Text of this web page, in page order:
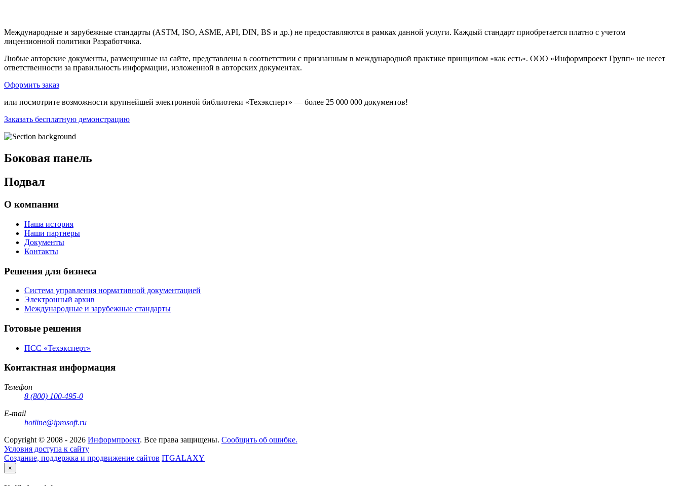
Международные и зарубежные стандарты (ASTM, ISO, ASME, API, DIN, BS и др.) не предоставляются в рамках данной услуги. Каждый стандарт приобретается платно с учетом
лицензионной политики Разработчика.
Любые авторские документы, размещенные на сайте, представлены в соответствии с признанным в международной практике принципом «как есть». ООО «Информпроект Групп» не несет
ответственности за правильность информации, изложенной в авторских документах.
Оформить заказ
или посмотрите возможности крупнейшей электронной библиотеки «Техэксперт» — более 25 000 000 документов!
Заказать бесплатную демонстрацию
Боковая панель
Подвал
О компании
Наша история
Наши партнеры
Документы
Контакты
Решения для бизнеса
Система управления нормативной документацией
Электронный архив
Международные и зарубежные стандарты
Готовые решения
ПСС «Техэксперт»
Контактная информация
Телефон
8 (800) 100-495-0
E-mail
hotline@iprosoft.ru
Copyright © 2008 - 2026 Информпроект. Все права защищены. Сообщить об ошибке.
Условия доступа к сайту
Создание, поддержка и продвижение сайтов ITGALAXY
×